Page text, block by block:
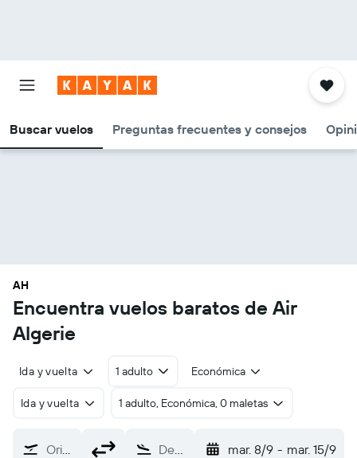
Buscar vuelos Preguntas frecuentes y consejos
AH
Encuentra vuelos baratos de Air
Algerie
Ida y vuelta 1 adulto Económica
Ida y vuelta 1 adulto, Económica, 0 maletas
Origen Destino mar. 8/9 - mar. 15/9